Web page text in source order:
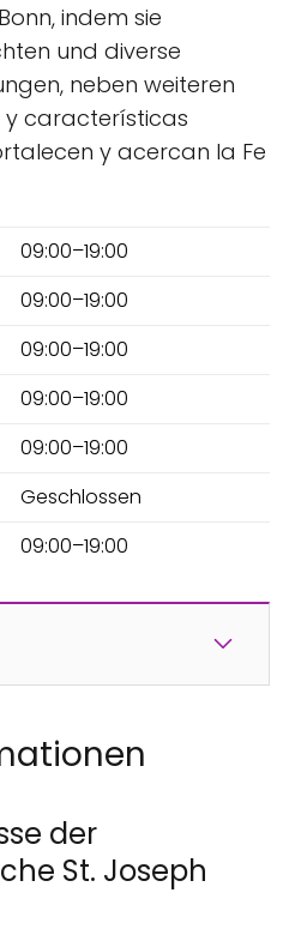
indem sie
und diverse
neben weiteren
características
y acercan la Fe
09:00–19:00
09:00–19:00
09:00–19:00
09:00–19:00
09:00–19:00
Geschlossen
09:00–19:00
der
St. Joseph